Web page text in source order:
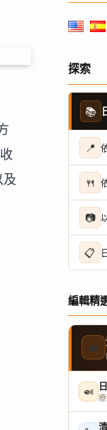
探索
📚
📍
🍴
📷
📋
編輯精
🍣
🍛